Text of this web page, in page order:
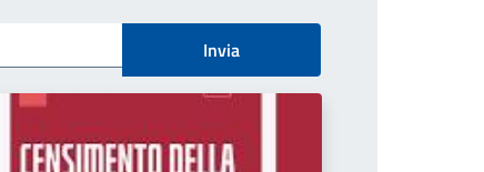
Invia